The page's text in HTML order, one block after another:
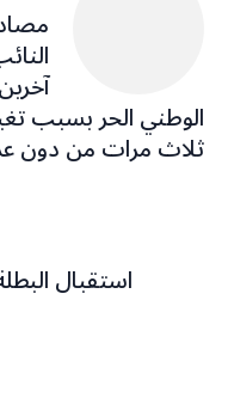
الوطني الحر بسبب
ثلاث مرات من دون
استقبال